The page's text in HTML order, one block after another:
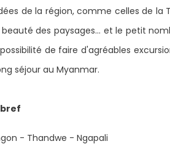
de la région, comme celles de la
beauté des paysages... et le petit
de faire d'agréables
séjour au Myanmar.
- Thandwe - Ngapali